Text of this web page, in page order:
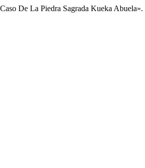
De La Piedra Sagrada Kueka Abuela».